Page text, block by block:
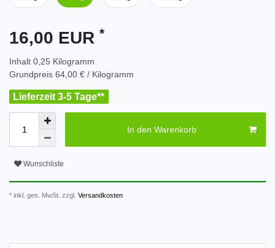
16,00 EUR *
Inhalt 0,25 Kilogramm
Grundpreis 64,00 € / Kilogramm
Lieferzeit 3-5 Tage**
In den Warenkorb
Wunschliste
* inkl. ges. MwSt. zzgl. Versandkosten